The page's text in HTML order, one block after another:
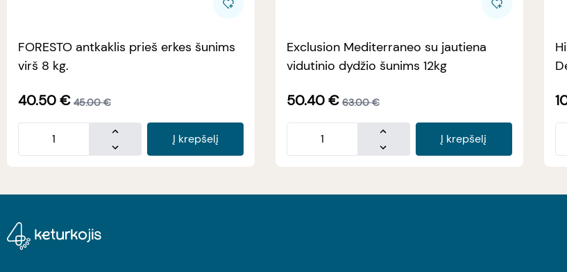
FORESTO antkaklis prieš erkes šunims
virš 8 kg.
40.50€ 45.00 €
Į krepšelį
Exclusion Mediterraneo su jautiena
vidutinio dydžio šunims 12kg
50.40€ 63.00 €
Į krepšelį